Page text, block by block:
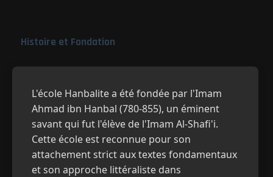
Histoire et Fondation
L'école Hanbalite a été fondée par l'Imam
Ahmad ibn Hanbal (780-855), un éminent
savant qui fut l'élève de l'Imam Al-Shafi'i.
Cette école est reconnue pour son
attachement strict aux textes fondamentaux
et son approche littéraliste dans